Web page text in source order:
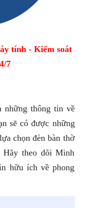
tính - Kiểm soát
7
những thông tin về
sẽ có được những
chọn đèn bàn thờ
Hãy theo dõi Minh
hữu ích về phong